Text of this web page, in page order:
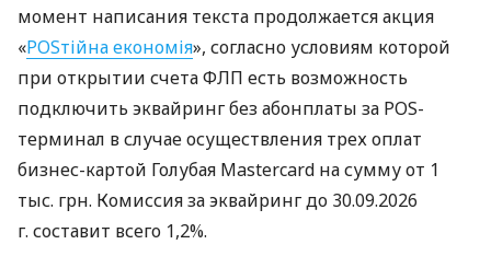
момент написания текста продолжается акция
«POSтійна економія», согласно условиям которой
при открытии счета ФЛП есть возможность
подключить эквайринг без абонплаты за POS-
терминал в случае осуществления трех оплат
бизнес-картой Голубая Mastercard на сумму от 1
тыс. грн. Комиссия за эквайринг до 30.09.2026
г. составит всего 1,2%.